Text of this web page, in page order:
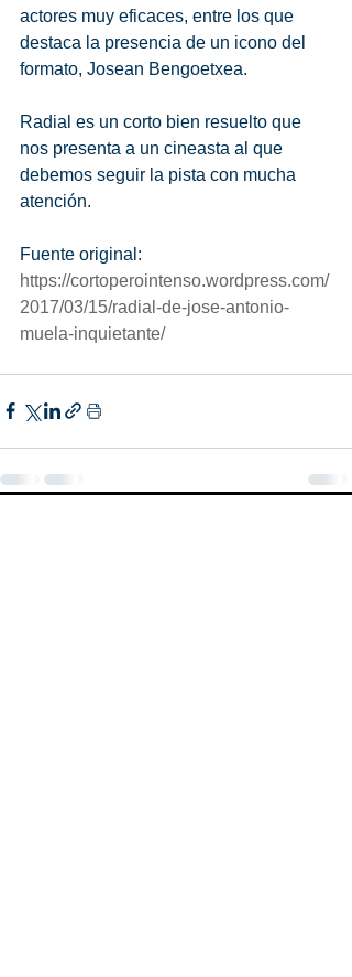
actores muy eficaces, entre los que
destaca la presencia de un icono del
formato, Josean Bengoetxea.
Radial es un corto bien resuelto que
nos presenta a un cineasta al que
debemos seguir la pista con mucha
atención.
Fuente original:
https://cortoperointenso.wordpress.com/
2017/03/15/radial-de-jose-antonio-
muela-inquietante/